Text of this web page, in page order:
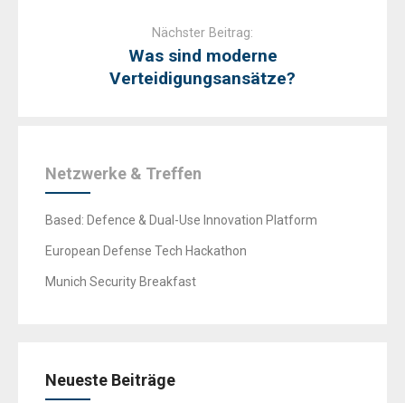
Nächster Beitrag:
Was sind moderne
Verteidigungsansätze?
Netzwerke & Treffen
Based: Defence & Dual-Use Innovation Platform
European Defense Tech Hackathon
Munich Security Breakfast
Neueste Beiträge